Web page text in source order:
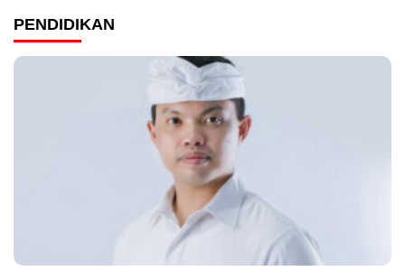
PENDIDIKAN